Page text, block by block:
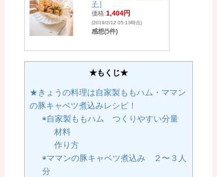
子 ]
価格:1,404円
(2019/2/12 05:13時点)
感想(5件)
★もくじ★
★きょうの料理は自家製ももハム・ママン
の豚キャベツ煮込みレシピ！
◉自家製ももハム つくりやすい分量
材料
作り方
◉ママンの豚キャベツ煮込み ２〜３人
分